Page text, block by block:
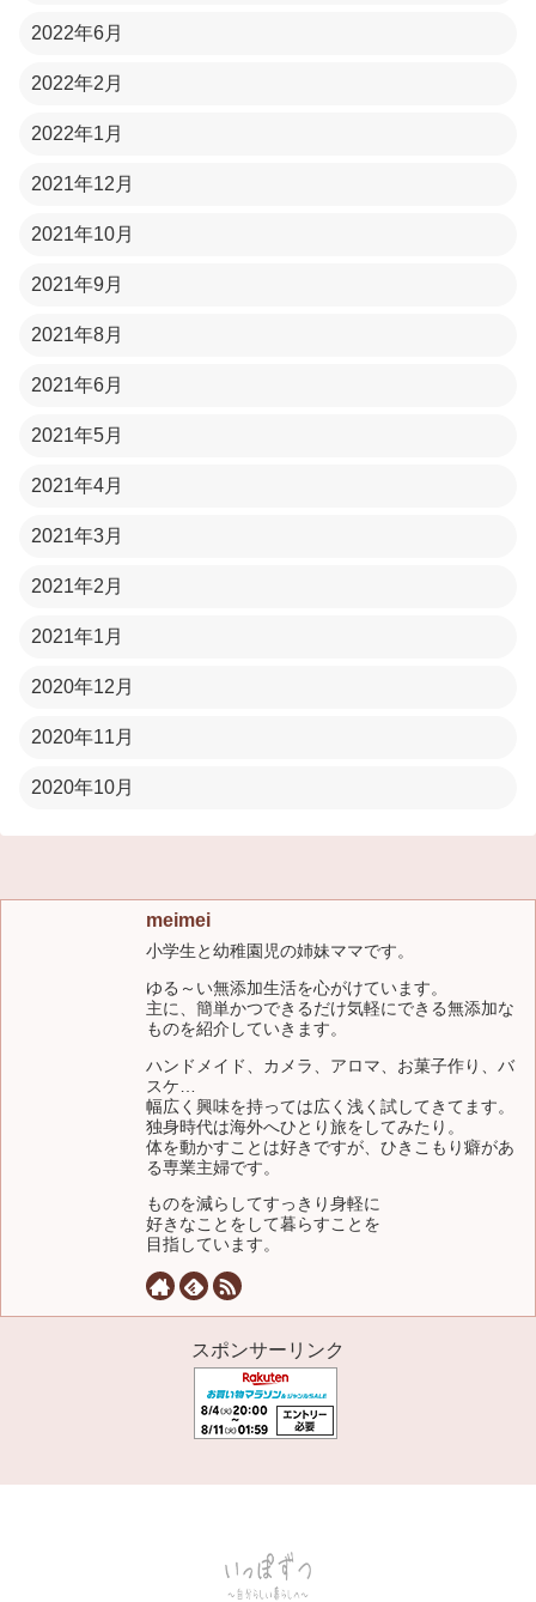
2022年6月
2022年2月
2022年1月
2021年12月
2021年10月
2021年9月
2021年8月
2021年6月
2021年5月
2021年4月
2021年3月
2021年2月
2021年1月
2020年12月
2020年11月
2020年10月
meimei
小学生と幼稚園児の姉妹ママです。
ゆる～い無添加生活を心がけています。
主に、簡単かつできるだけ気軽にできる無添加な
ものを紹介していきます。
ハンドメイド、カメラ、アロマ、お菓子作り、バ
スケ…
幅広く興味を持っては広く浅く試してきてます。
独身時代は海外へひとり旅をしてみたり。
体を動かすことは好きですが、ひきこもり癖があ
る専業主婦です。
ものを減らしてすっきり身軽に
好きなことをして暮らすことを
目指しています。
スポンサーリンク